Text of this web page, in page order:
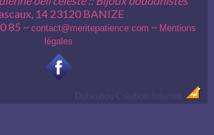
14 23120 BANIZE
85 ~ contact@meritepatience.com ~ Mentions
légales
Dobeuliou Création Internet